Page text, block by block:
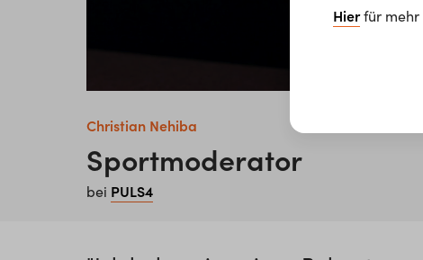
Christian Nehiba
Sportmoderator
bei PULS4
Hierfür mehr